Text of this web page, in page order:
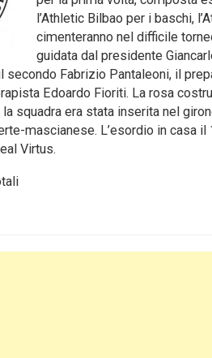
l’Athletic Bilbao per i baschi,
cimenteranno nel difficile
guidata dal presidente
secondo Fabrizio Pantaleoni, il
Edoardo Fioriti. La rosa
squadra era stata inserita nel
mascianese. L’esordio in casa
Virtus.